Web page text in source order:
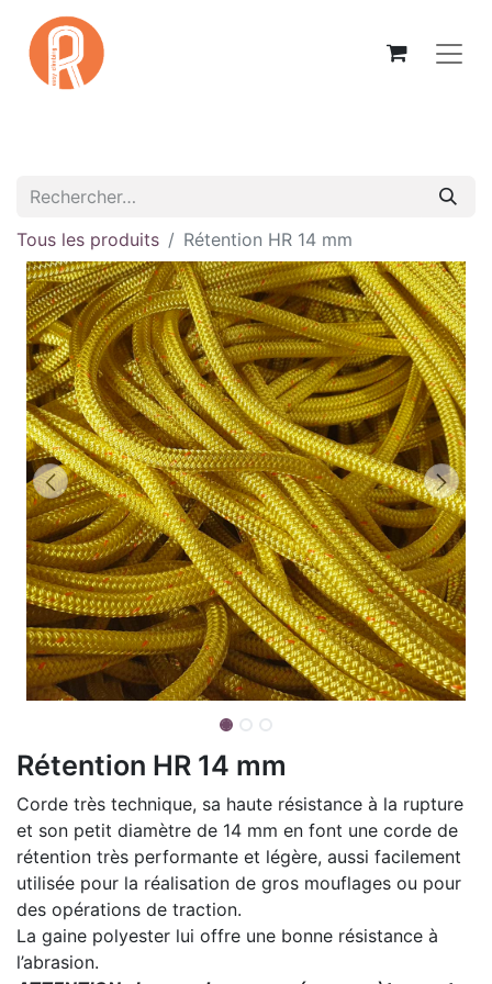
Tous les produits Rétention HR 14 mm
Rétention HR 14 mm
Corde très technique, sa haute résistance à la rupture
et son petit diamètre de 14 mm en font une corde de
rétention très performante et légère, aussi facilement
utilisée pour la réalisation de gros mouflages ou pour
des opérations de traction.
La gaine polyester lui offre une bonne résistance à
l’abrasion.